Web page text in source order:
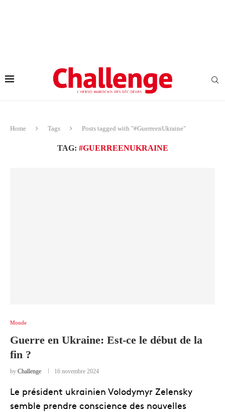
Home Tags Posts tagged with "#GuerreenUkraine"
TAG: #GUERREENUKRAINE
Monde
Guerre en Ukraine: Est-ce le début de la
fin ?
by Challenge 16 novembre 2024
Le président ukrainien Volodymyr Zelensky
semble prendre conscience des nouvelles